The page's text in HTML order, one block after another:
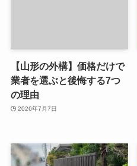
【山形の外構】価格だけで
業者を選ぶと後悔する7つ
の理由
2026年7月7日